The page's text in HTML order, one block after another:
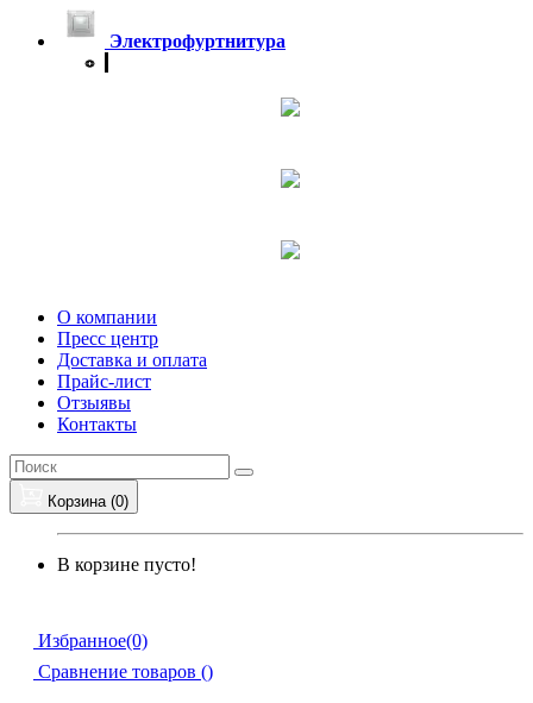
Электрофуртнитура
О компании
Пресс центр
Доставка и оплата
Прайс-лист
Отзыявы
Контакты
Корзина (0)
В корзине пусто!
Избранное(0)
Сравнение товаров ()